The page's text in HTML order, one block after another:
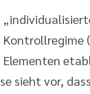
sieht vor,